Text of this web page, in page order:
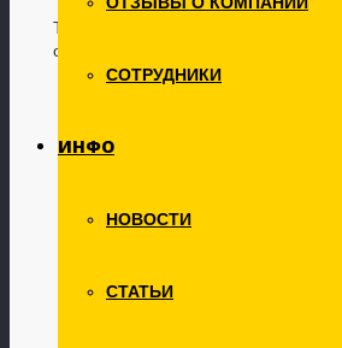
СОТРУДНИКИ
ИНФО
НОВОСТИ
СТАТЬИ
Товаров, соответствующих вашему
обнаружено.
Цветной лом